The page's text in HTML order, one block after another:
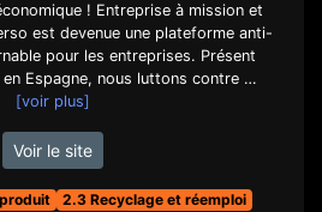
! Entreprise à mission et
est devenue une plateforme anti-
pour les entreprises. Présent
Espagne, nous luttons contre …
[voir plus]
Voir le site
2.3 Recyclage et réemploi